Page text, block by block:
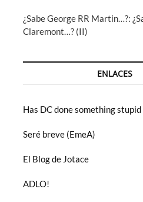
¿Sabe George RR Martin…?:
Claremont…? (II)
ENLACES
Has DC done something
Seré breve (EmeA)
El Blog de Jotace
ADLO!